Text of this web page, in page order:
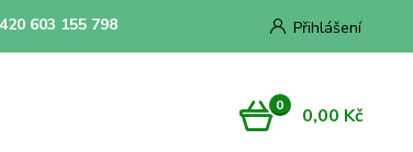
Přihlášení
603 155 798
0 0,00 Kč